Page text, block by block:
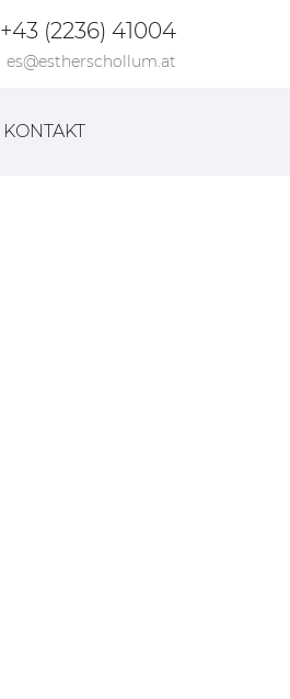
+43 (2236) 41004
es@estherschollum.at
KONTAKT